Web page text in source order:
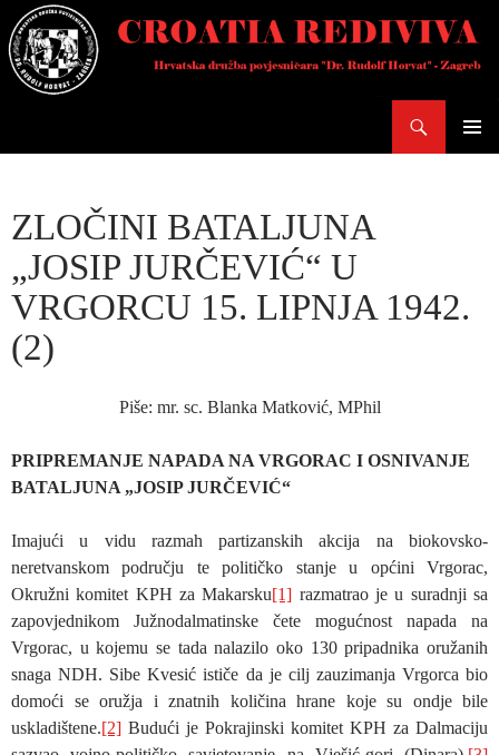
Skoči
do
sadržaja
ZLOČINI BATALJUNA
„JOSIP JURČEVIĆ“ U
VRGORCU 15. LIPNJA 1942.
(2)
Piše: mr. sc. Blanka Matković, MPhil
PRIPREMANJE NAPADA NA VRGORAC I OSNIVANJE
BATALJUNA „JOSIP JURČEVIĆ“
Imajući u vidu razmah partizanskih akcija na biokovsko-
neretvanskom području te političko stanje u općini Vrgorac,
Okružni komitet KPH za Makarsku[1] razmatrao je u suradnji sa
zapovjednikom Južnodalmatinske čete mogućnost napada na
Vrgorac, u kojemu se tada nalazilo oko 130 pripadnika oružanih
snaga NDH. Sibe Kvesić ističe da je cilj zauzimanja Vrgorca bio
domoći se oružja i znatnih količina hrane koje su ondje bile
uskladištene.[2] Budući je Pokrajinski komitet KPH za Dalmaciju